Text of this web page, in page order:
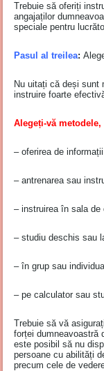
Trebuie să oferiți
angajaților
speciale pentru
Pasul al treilea:
Nu uitați că deși sunt
instruire foarte
Alegeți-vă
– oferirea de
– antrenarea sau
– instruirea în sala de
– studiu deschis sau
– în grup sau
– pe calculator sau
Trebuie să vă
forței dumneavoastră
este posibil să nu
persoane cu abilități
precum cele de